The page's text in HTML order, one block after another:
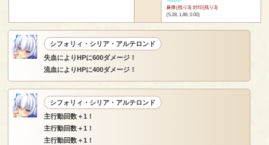
麻痺(残り3) 封印(残り3)
(5.28, 1.89, 0.00)
シフォリィ・シリア・アルテロンド
失血によりHPに600ダメージ！
流血によりHPに400ダメージ！
シフォリィ・シリア・アルテロンド
主行動回数＋1！
主行動回数＋1！
主行動回数＋1！